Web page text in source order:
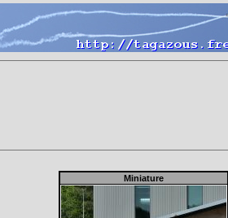
Miniature